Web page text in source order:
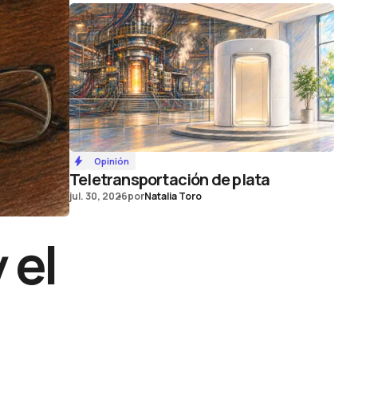
el
Opinión
Teletransportación de plata
jul. 30, 2026porNatalia Toro